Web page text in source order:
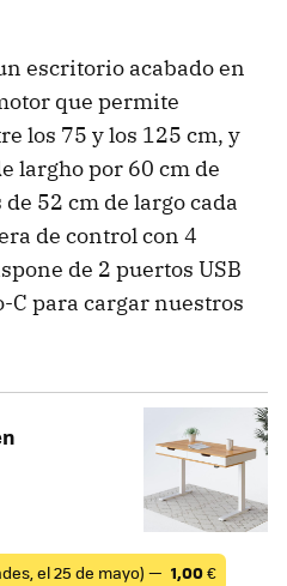
escritorio acabado en
que permite
los 75 y los 125 cm, y
largho por 60 cm de
52 cm de largo cada
de control con 4
de 2 puertos USB
C para cargar nuestros
el 25 de mayo) — 1,00€